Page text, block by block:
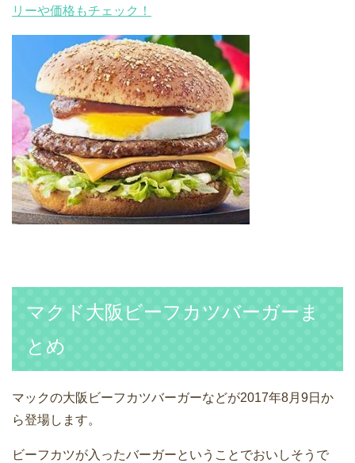
リーや価格もチェック！
マクド大阪ビーフカツバーガーま
とめ
マックの大阪ビーフカツバーガーなどが2017年8月9日か
ら登場します。
ビーフカツが入ったバーガーということでおいしそうで